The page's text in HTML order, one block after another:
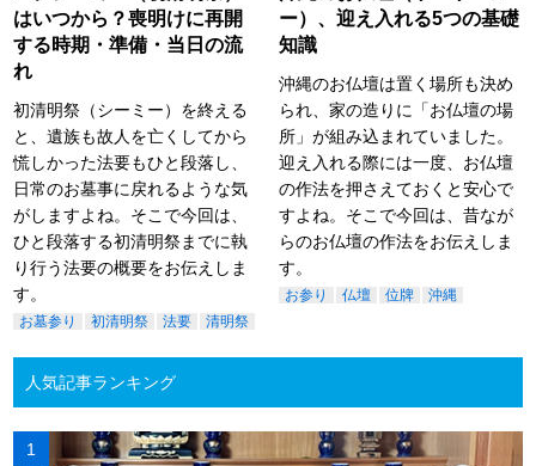
はいつから？喪明けに再開
する時期・準備・当日の流
れ
初清明祭（シーミー）を終える
と、遺族も故人を亡くしてから
慌しかった法要もひと段落し、
日常のお墓事に戻れるような気
がしますよね。そこで今回は、
ひと段落する初清明祭までに執
り行う法要の概要をお伝えしま
す。
お墓参り 初清明祭 法要 清明祭
ー）、迎え入れる5つの基礎
知識
沖縄のお仏壇は置く場所も決め
られ、家の造りに「お仏壇の場
所」が組み込まれていました。
迎え入れる際には一度、お仏壇
の作法を押さえておくと安心で
すよね。そこで今回は、昔なが
らのお仏壇の作法をお伝えしま
す。
お参り 仏壇 位牌 沖縄
人気記事ランキング